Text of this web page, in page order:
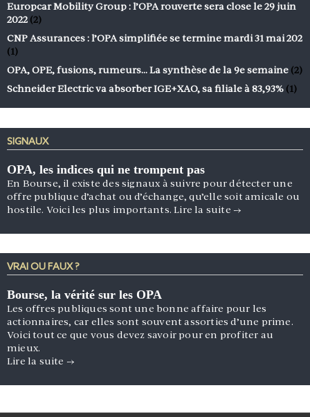
Europcar Mobility Group : l’OPA rouverte sera close le 29 juin
2022 (2)
CNP Assurances : l’OPA simplifiée se termine mardi 31 mai 202
(1)
OPA, OPE, fusions, rumeurs… La synthèse de la 9e semaine (2)
Schneider Electric va absorber IGE+XAO, sa filiale à 83,93% (1)
SIGNAUX
OPA, les indices qui ne trompent pas
En Bourse, il existe des signaux à suivre pour détecter une
offre publique d’achat ou d’échange, qu’elle soit amicale ou
hostile. Voici les plus importants.Lire la suite →
VRAI OU FAUX ?
Bourse, la vérité sur les OPA
Les offres publiques sont une bonne affaire pour les
actionnaires, car elles sont souvent assorties d’une prime.
Voici tout ce que vous devez savoir pour en profiter au
mieux.
Lire la suite →